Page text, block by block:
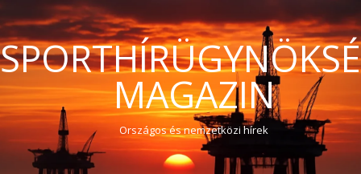
MAGAZIN
Országos és nemzetközi hírek